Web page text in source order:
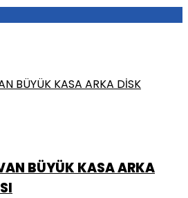
BÜYÜK KASA ARKA